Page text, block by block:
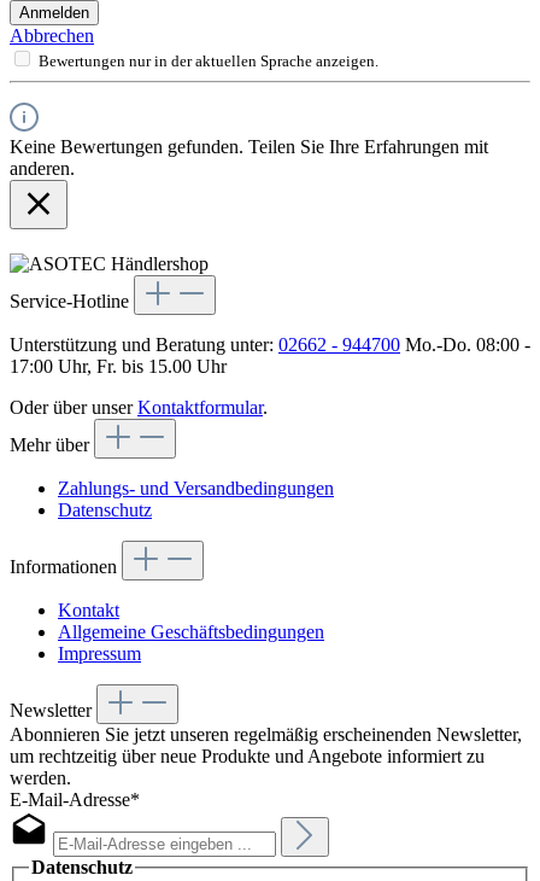
Anmelden
Abbrechen
Bewertungen nur in der aktuellen Sprache anzeigen.
Keine Bewertungen gefunden. Teilen Sie Ihre Erfahrungen mit
anderen.
Service-Hotline
Unterstützung und Beratung unter: 02662 - 944700 Mo.-Do. 08:00 -
17:00 Uhr, Fr. bis 15.00 Uhr
Oder über unserKontaktformular.
Mehr über
Zahlungs- und Versandbedingungen
Datenschutz
Informationen
Kontakt
Allgemeine Geschäftsbedingungen
Impressum
Newsletter
Abonnieren Sie jetzt unseren regelmäßig erscheinenden Newsletter,
um rechtzeitig über neue Produkte und Angebote informiert zu
werden.
E-Mail-Adresse*
Datenschutz